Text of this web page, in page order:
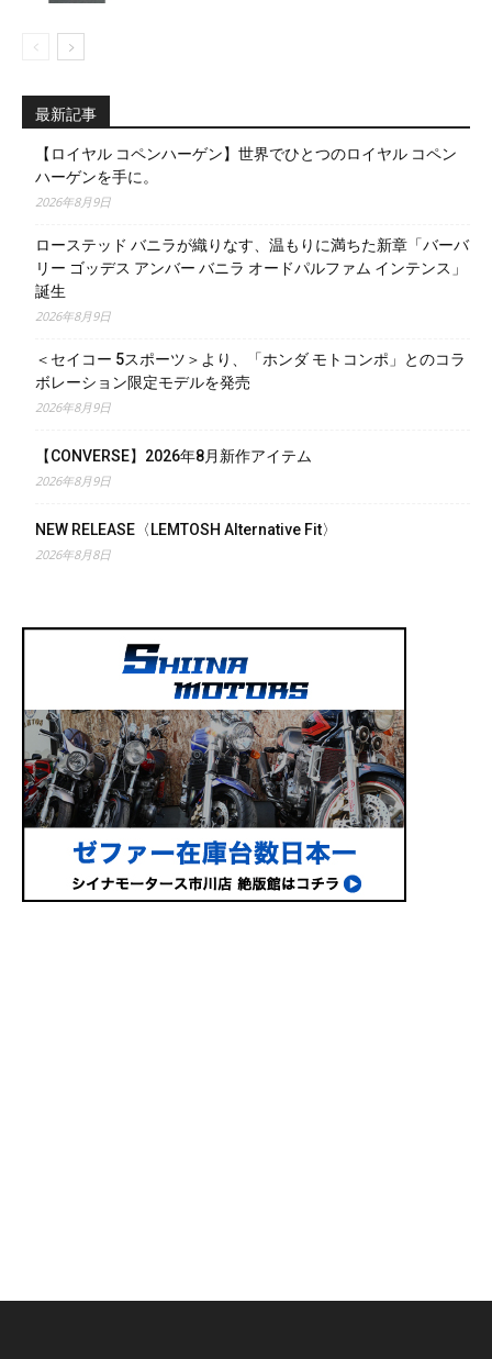
最新記事
【ロイヤル コペンハーゲン】世界でひとつのロイヤル コペン
ハーゲンを手に。
2026年8月9日
ローステッド バニラが織りなす、温もりに満ちた新章「バーバ
リー ゴッデス アンバー バニラ オードパルファム インテンス」
誕生
2026年8月9日
＜セイコー 5スポーツ＞より、「ホンダ モトコンポ」とのコラ
ボレーション限定モデルを発売
2026年8月9日
【CONVERSE】2026年8月新作アイテム
2026年8月9日
NEW RELEASE〈LEMTOSH Alternative Fit〉
2026年8月8日